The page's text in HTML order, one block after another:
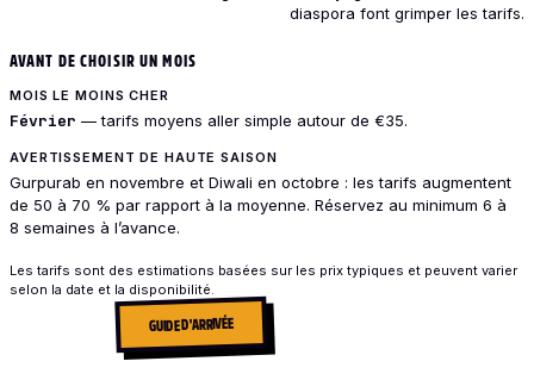
diaspora font grimper les tarifs.
AVANT DE CHOISIR UN MOIS
MOIS LE MOINS CHER
Février — tarifs moyens aller simple autour de €35.
AVERTISSEMENT DE HAUTE SAISON
Gurpurab en novembre et Diwali en octobre : les tarifs augmentent
de 50 à 70 % par rapport à la moyenne. Réservez au minimum 6 à
8 semaines à l’avance.
Les tarifs sont des estimations basées sur les prix typiques et peuvent varier
selon la date et la disponibilité.
GUIDE D'ARRIVÉE